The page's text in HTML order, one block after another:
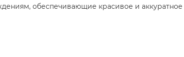
обеспечивающие красивое и